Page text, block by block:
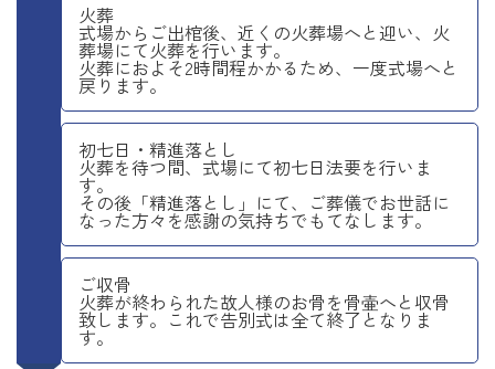
火葬
式場からご出棺後、近くの火葬場へと迎い、火
葬場にて火葬を行います。
火葬におよそ2時間程かかるため、一度式場へと
戻ります。
初七日・精進落とし
火葬を待つ間、式場にて初七日法要を行いま
す。
その後「精進落とし」にて、ご葬儀でお世話に
なった方々を感謝の気持ちでもてなします。
ご収骨
火葬が終わられた故人様のお骨を骨壷へと収骨
致します。これで告別式は全て終了となりま
す。